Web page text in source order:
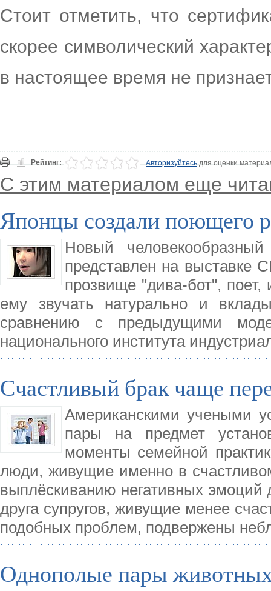
Стоит отметить, что
скорее символический
в настоящее время не
Рейтинг: Авторизуйтесьдля оценки
С этим материалом еще
Японцы создали поющего
Новый
представлен на выставке
прозвище "дива-бот", поет,
ему звучать натурально и
сравнению с предыдущими
национального института
Счастливый брак чаще
Американскими учеными
пары на предмет
моменты семейной
люди, живущие именно в
выплёскиванию негативных эмоций
друга супругов, живущие менее
подобных проблем, подвержены
Однополые пары